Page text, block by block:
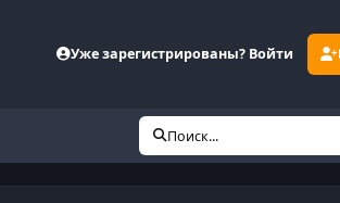
Уже зарегистрированы? Войти
Поиск...